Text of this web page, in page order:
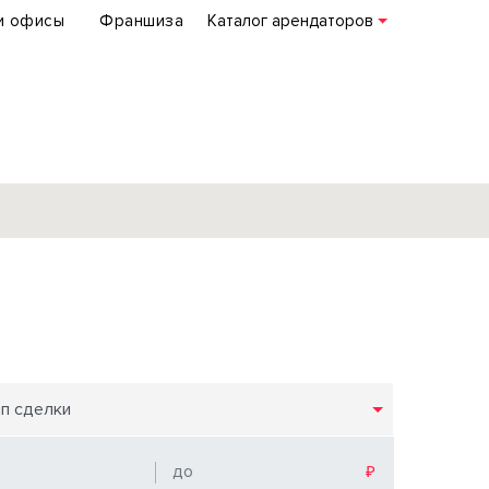
офисы Франшиза Каталог арендаторов
сделки